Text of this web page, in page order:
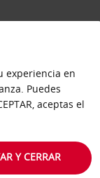
experiencia en
Puedes
aceptas el
Y CERRAR